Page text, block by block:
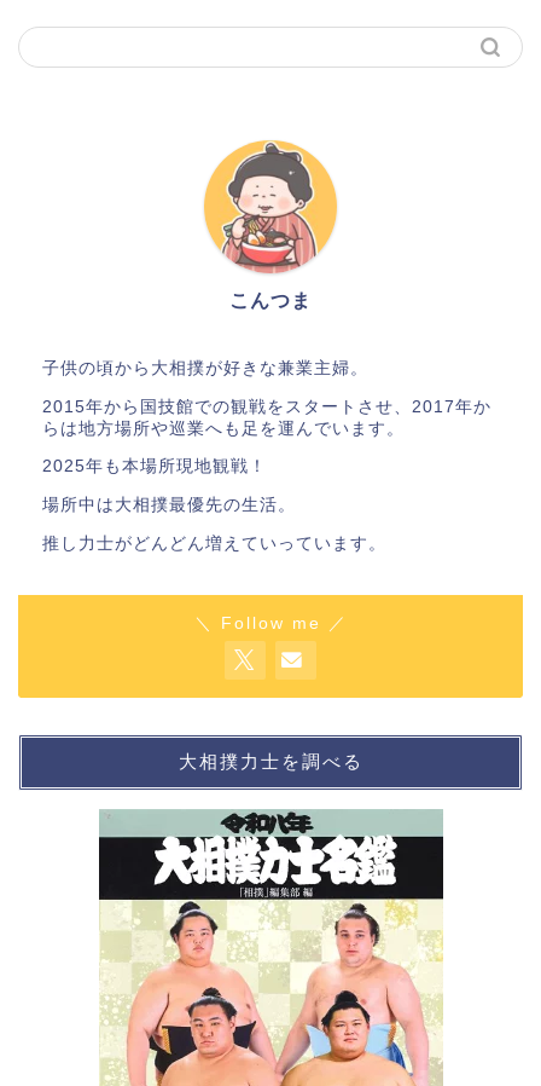
こんつま
子供の頃から大相撲が好きな兼業主婦。
2015年から国技館での観戦をスタートさせ、2017年か
らは地方場所や巡業へも足を運んでいます。
2025年も本場所現地観戦！
場所中は大相撲最優先の生活。
推し力士がどんどん増えていっています。
＼ Follow me ／
大相撲力士を調べる